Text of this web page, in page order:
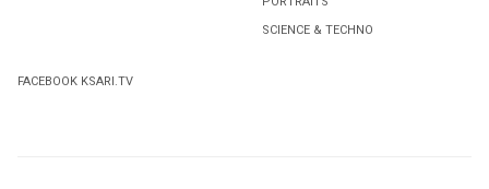
SCIENCE & TECHNO
FACEBOOK KSARI.TV